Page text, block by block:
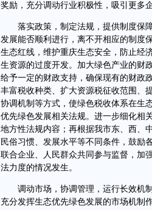
奖励，充分调动行业积极性，吸引更多
落实政策，制定法规，提供制度保障
发展能否顺利进行，离不开相应的制度
生态红线，维护重庆生态安全，防止经
生资源的过度开发。加大绿色产业的财
给予一定的财政支持，确保现有的财政
丰富税收种类、扩大资源税征收范围、
协调机制等方式，使绿色税收体系在生
优先绿色发展相关法规。进一步细化相
地方性法规内容；再根据我市东、西、
民俗习惯、发展水平等不同条件，鼓励
联合企业、人民群众共同参与监督，加
法力度的情况发生。
调动市场，协调管理，运行长效机制
充分发挥生态优先绿色发展的市场机制